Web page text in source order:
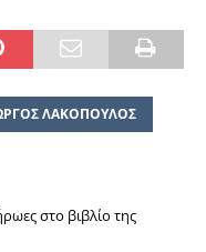
ΛΑΚΟΠΟΥΛΟΣ
στο βιβλίο της